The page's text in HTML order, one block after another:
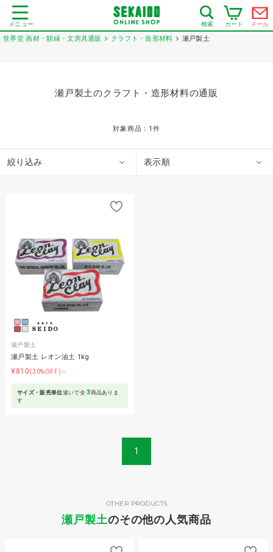
メニュー 検索 カート メール
世界堂 画材・額縁・文房具通販 クラフト・造形材料 瀬戸製土
瀬戸製土のクラフト・造形材料の通販
対象商品： 1 件
絞り込み 表示順
瀬戸製土
瀬戸製土 レオン油土 1kg
¥810(20%OFF)～
サイズ・販売単位違いで全3商品ありま
す
1
瀬戸製土のその他の人気商品
OTHER PRODUCTS